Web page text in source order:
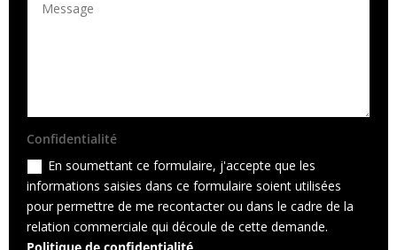
Confidentialité
En soumettant ce formulaire, j'accepte que les
informations saisies dans ce formulaire soient utilisées
pour permettre de me recontacter ou dans le cadre de la
relation commerciale qui découle de cette demande.